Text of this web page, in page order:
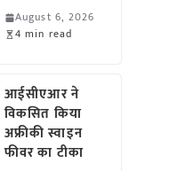
August 6, 2026
4 min read
आईसीएआर ने
विकसित किया
अफ्रीकी स्वाइन
फीवर का टीका